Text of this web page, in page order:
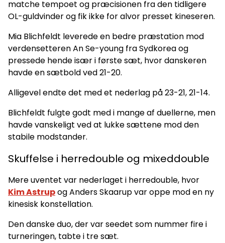
matche tempoet og præcisionen fra den tidligere
OL-guldvinder og fik ikke for alvor presset kineseren.
Mia Blichfeldt leverede en bedre præstation mod
verdensetteren An Se-young fra Sydkorea og
pressede hende især i første sæt, hvor danskeren
havde en sætbold ved 21-20.
Alligevel endte det med et nederlag på 23-21, 21-14.
Blichfeldt fulgte godt med i mange af duellerne, men
havde vanskeligt ved at lukke sættene mod den
stabile modstander.
Skuffelse i herredouble og mixeddouble
Mere uventet var nederlaget i herredouble, hvor
Kim Astrupog Anders Skaarup var oppe mod en ny
kinesisk konstellation.
Den danske duo, der var seedet som nummer fire i
turneringen, tabte i tre sæt.